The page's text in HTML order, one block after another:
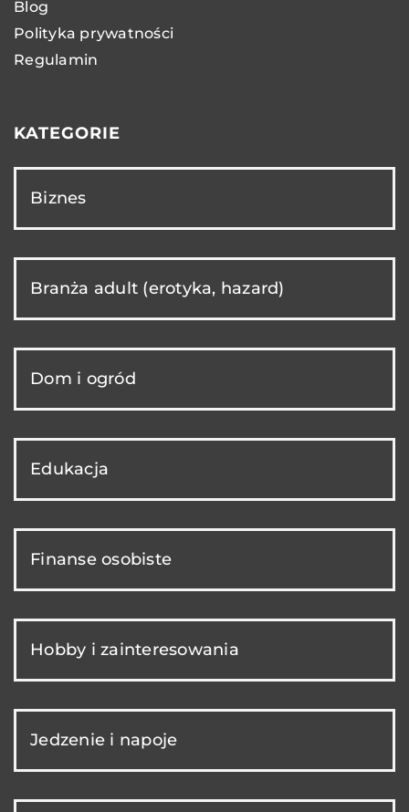
Blog
Polityka prywatności
Regulamin
KATEGORIE
Biznes
Branża adult (erotyka, hazard)
Dom i ogród
Edukacja
Finanse osobiste
Hobby i zainteresowania
Jedzenie i napoje